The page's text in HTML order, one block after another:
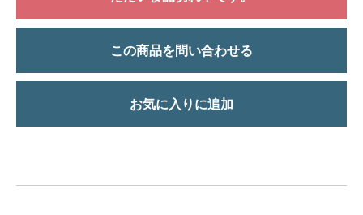
この商品を問い合わせる
お気に入りに追加